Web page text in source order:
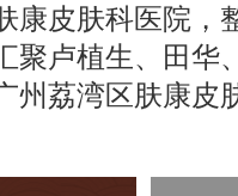
康皮肤科医院，
聚卢植生、田华
州荔湾区肤康皮